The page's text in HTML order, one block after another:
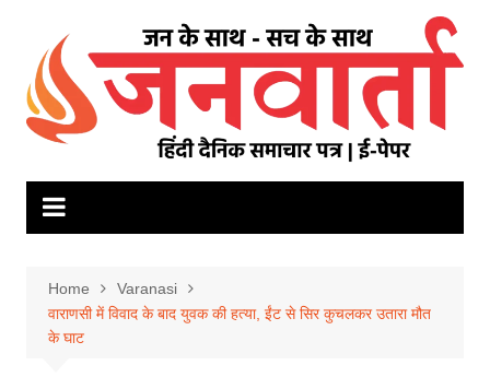
content
Home
Varanasi
वाराणसी में विवाद के बाद युवक की हत्या, ईंट से सिर कुचलकर उतारा मौत
के घाट